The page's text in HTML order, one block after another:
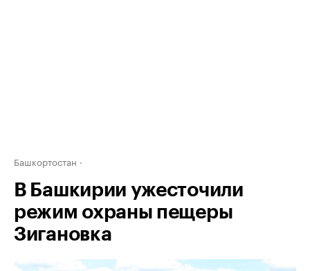
Башкортостан
В Башкирии ужесточили
режим охраны пещеры
Зигановка